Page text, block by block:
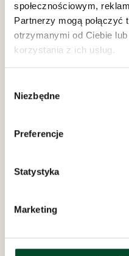
społecznościowym,
Partnerzy mogą
otrzymanymi od Ciebie
korzystania z ich usług.
zgody
Niezbędne
Preferencje
Statystyka
Marketing
Odwiedziny w